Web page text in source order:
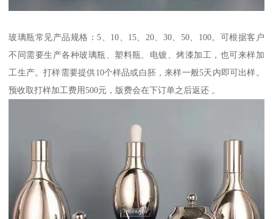
玻璃瓶常见产品规格：5、10、15、20、30、50、100。可根据客户
不同需要生产各种玻璃瓶、塑料瓶、电镀、烤漆加工，也可来样加
工生产。打样需要提供10个样品或白胚，来样一般5天内即可出样。
预收取打样加工费用500元，版费会在下订单之后返还 。